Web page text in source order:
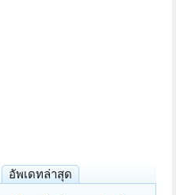
อัพเดทล่าสุด